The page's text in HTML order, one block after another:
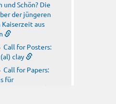
und Schön? Die
der jüngeren
Kaiserzeit aus
Call for Posters:
clay
Call for Papers:
für